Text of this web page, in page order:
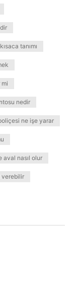
tanımı
nedir
ne işe yarar
aval nasıl olur
verebilir